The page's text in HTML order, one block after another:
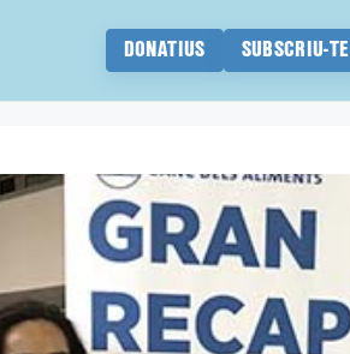
DONATIUS SUBSCRIU-TE